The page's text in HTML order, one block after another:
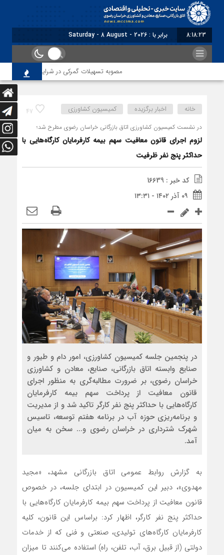
8:18:24 برابر با : Saturday - 8 August - 2026
مصوبه تسهیلات گمرکی در شرایط اضطرار تمدید شد
47 خانه اخبار برگزیده کمیسیون کشاورزی
در نشست کمیسیون کشاورزی اتاق بازرگانی خراسان رضوی مطرح شد؛
لزوم اجرای قانون معافیت سهم بیمه کارفرمایان کارگاه‌هایی با
حداکثر پنج نفر ظرفیت
کد خبر : 16639
۰۹ آذر ۱۴۰۲ - ۱۳:۳۱
در پنجمین جلسه کمیسیون کشاورزی، امور دام و طیور و
صنایع وابسته اتاق بازرگانی، صنایع، معادن و کشاورزی
خراسان رضوی، بر ضرورت مطالبه‌‌گری به منظور اجرای
قانون معافیت از پرداخت سهم بیمه کارفرمایان
کارگاه‌هایی با حداکثر پنج نفر کارگر تاکید شد و از مدیریت
و برنامه‌ریزی حوزه آب در برنامه هفتم توسعه، تاسیس
شهرک شترداری در خراسان رضوی و... سخن به میان
آمد.
به گزارش روابط عمومی اتاق بازرگانی مشهد، «مجید
مهدوی»، دبیر این کمیسیون در ابتدای جلسه، در خصوص
قانون معافیت از پرداخت سهم بیمه کارفرمایان کارگاه‌هایی با
حداکثر پنج نفر کارگر، اظهار کرد: براساس این قانون، کلیه
کارفرمایان کارگاه‌های تولیدی، صنعتی و فنی که از خدمات
دولتی (‌از قبیل برق، آب، تلفن، راه) استفاده‌ می‌‌کنند تا میزان